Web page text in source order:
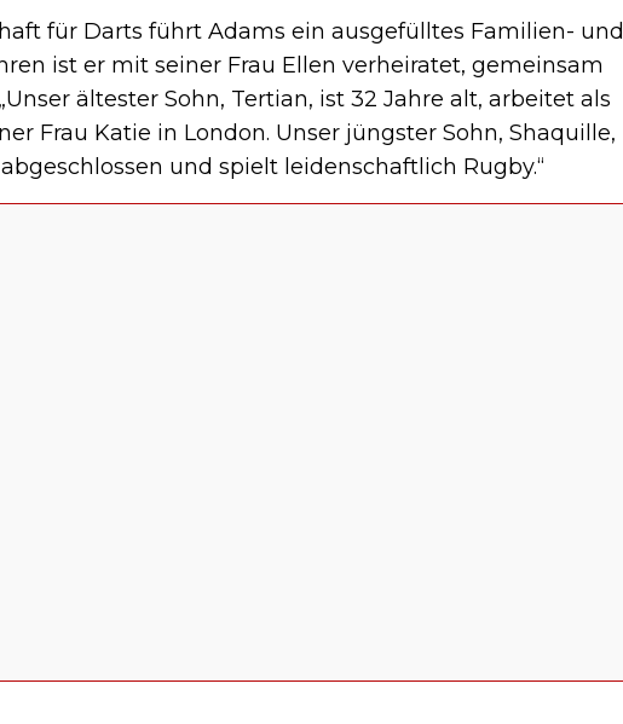
für Darts führt Adams ein ausgefülltes Familien- und
ist er mit seiner Frau Ellen verheiratet, gemeinsam
ältester Sohn, Tertian, ist 32 Jahre alt, arbeitet als
Frau Katie in London. Unser jüngster Sohn, Shaquille,
und spielt leidenschaftlich Rugby.“